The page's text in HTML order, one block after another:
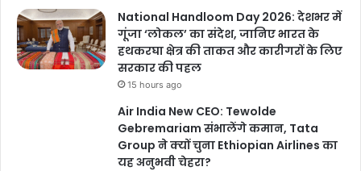
National Handloom Day 2026: देशभर में
गूंजा ‘लोकल’ का संदेश, जानिए भारत के
हथकरघा क्षेत्र की ताकत और कारीगरों के लिए
सरकार की पहल
15 hours ago
Air India New CEO: Tewolde
Gebremariam संभालेंगे कमान, Tata
Group ने क्यों चुना Ethiopian Airlines का
यह अनुभवी चेहरा?